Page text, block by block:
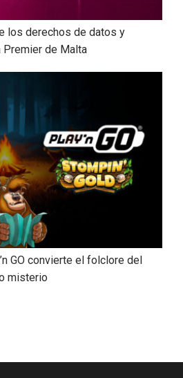
los derechos de datos y
de Malta
GO convierte el folclore del
misterio